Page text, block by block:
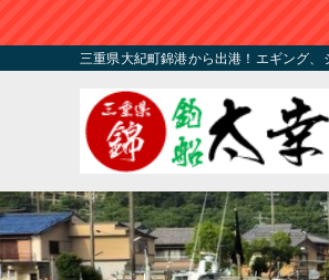
三重県大紀町錦港から出港！エギング、